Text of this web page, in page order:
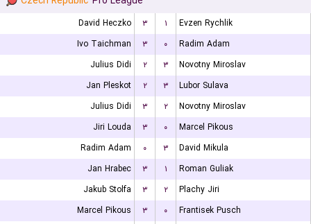
David Heczko ۳ ۱
Evzen Rychlik
Ivo Taichman
۳ ۰
Radim Adam
Julius Didi
۲ ۳
Novotny Miroslav
Jan Pleskot
۲ ۳
Lubor Sulava
Julius Didi
۳ ۲
Novotny Miroslav
Jiri Louda
۳ ۰
Marcel Pikous
Radim Adam
۰ ۳
David Mikula
Jan Hrabec
۳ ۱
Roman Guliak
Jakub Stolfa
۳ ۲
Plachy Jiri
Marcel Pikous
۳ ۰
Frantisek Pusch